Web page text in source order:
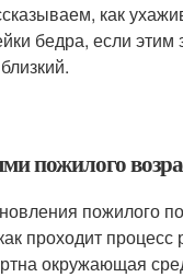
как
бедра, если этим
пожилого
пожилого
проходит процесс
окружающая